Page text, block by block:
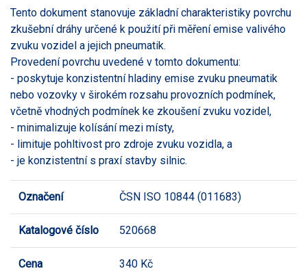
Tento dokument stanovuje základní charakteristiky povrchu
zkušební dráhy určené k použití při měření emise valivého
zvuku vozidel a jejich pneumatik.
Provedení povrchu uvedené v tomto dokumentu:
- poskytuje konzistentní hladiny emise zvuku pneumatik
nebo vozovky v širokém rozsahu provozních podmínek,
včetně vhodných podmínek ke zkoušení zvuku vozidel,
- minimalizuje kolísání mezi místy,
- limituje pohltivost pro zdroje zvuku vozidla, a
- je konzistentní s praxí stavby silnic.
Označení ČSN ISO 10844 (011683)
Katalogové číslo 520668
Cena 340 Kč